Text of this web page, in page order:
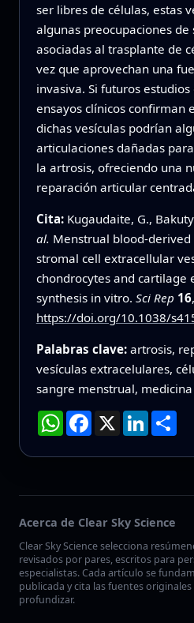
ser libres de células, estas
algunas preocupaciones
asociadas al trasplante de
vez que aprovechan una
invasiva. Si futuros
ensayos clínicos confirman
dichas vesículas podrían
articulaciones dañadas
la artrosis, ofreciendo una
reparación articular
Cita: Kugaudaite, G.,
al. Menstrual blood-derived
stromal cell extracellular
chondrocytes and cartilage
synthesis in vitro. Sci Rep 16
https://doi.org/10.1038/
Palabras clave: artrosis,
vesículas extracelulares,
sangre menstrual,
WhatsApp
Facebook
X LinkedIn
Acerca de Clear Sky Science
Clear Sky Science selecciona
revisados por pares, escritos para
especialistas. Cada artículo se
publicada y cita las fuentes
profundizar.